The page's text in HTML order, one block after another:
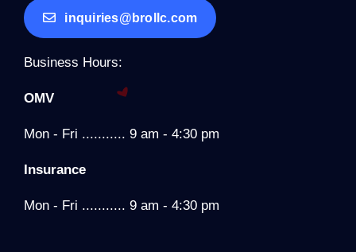
inquiries@brollc.com
Business Hours:
OMV
Mon - Fri ........... 9 am - 4:30 pm
Insurance
Mon - Fri ........... 9 am - 4:30 pm